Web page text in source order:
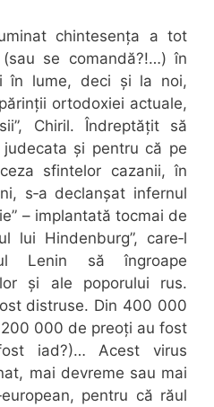
chintesența a tot
se comandă?!…) în
în lume, deci și la noi,
ortodoxiei actuale,
Chiril. Îndreptățit să
judecata și pentru că pe
sfintelor cazanii, în
s‑a declanșat infernul
– implantată tocmai de
lui Hindenburg”, care‑l
Lenin să îngroape
și ale poporului rus.
distruse. Din 400 000
000 de preoți au fost
iad?)… Acest virus
mai devreme sau mai
pentru că răul